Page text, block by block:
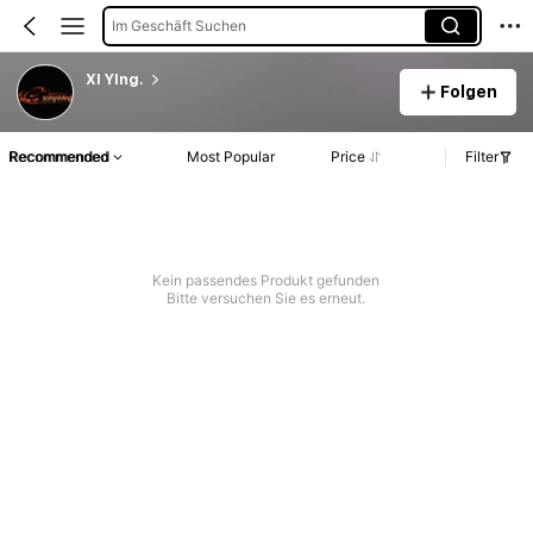
Im Geschäft Suchen
XI YIng.
Folgen
Recommended Most Popular Price Filter
Kein passendes Produkt gefunden
Bitte versuchen Sie es erneut.